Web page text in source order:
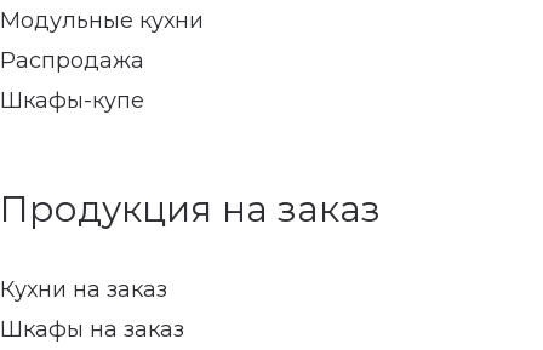
Модульные кухни
Распродажа
Шкафы-купе
Продукция на заказ
Кухни на заказ
Шкафы на заказ